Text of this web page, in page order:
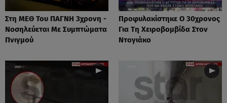
Στη ΜΕΘ Του ΠΑΓΝΗ 3χρονη -
Νοσηλεύεται Με Συμπτώματα
Πνιγμού
Προφυλακίστηκε Ο 30χρονος
Για Τη Χειροβομβίδα Στον
Ντογιάκο